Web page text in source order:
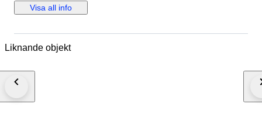
tenere conto dell'IVA e dei dazi doganali che devono pagare. Dogana e
tasse: il tuo paese di residenza potrebbe imporre dazi doganali e tasse
paese di residenza se sono applicabili tasse o dazi d'importazione. Non
l'importazione di gioielli nel vostro paese di residenza Campanile Gioielli
Visa all info
Liknande objekt